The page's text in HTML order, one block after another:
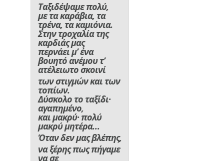
Ταξιδέψαμε πολύ,
με τα καράβια, τα
τρένα, τα καμιόνια.
Στην τροχαλία της
καρδιάς μας
περνάει μ’ ένα
βουητό ανέμου τ’
ατέλειωτο σκοινί
των στιγμών και των
τοπίων.
Δύσκολο το ταξίδι·
αγαπημένο,
και μακρύ· πολύ
μακρύ μητέρα…
Όταν δεν μας βλέπης,
να ξέρης πως πήγαμε
να σε